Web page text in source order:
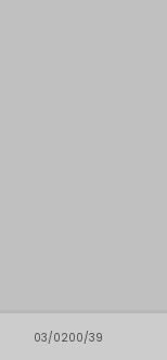
03/0200/39